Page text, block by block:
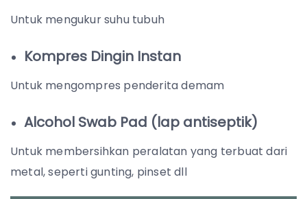
Untuk mengukur suhu tubuh
Kompres Dingin Instan
Untuk mengompres penderita demam
Alcohol Swab Pad (lap antiseptik)
Untuk membersihkan peralatan yang terbuat dari
metal, seperti gunting, pinset dll